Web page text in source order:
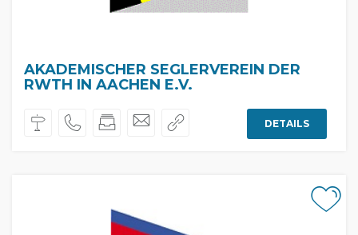
AKADEMISCHER SEGLERVEREIN DER
RWTH IN AACHEN E.V.
DETAILS